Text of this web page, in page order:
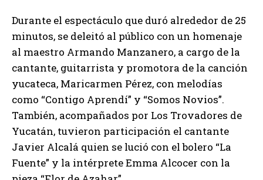
Durante el espectáculo que duró alrededor de 25
minutos, se deleitó al público con un homenaje
al maestro Armando Manzanero, a cargo de la
cantante, guitarrista y promotora de la canción
yucateca, Maricarmen Pérez, con melodías
como “Contigo Aprendí” y “Somos Novios”.
También, acompañados por Los Trovadores de
Yucatán, tuvieron participación el cantante
Javier Alcalá quien se lució con el bolero “La
Fuente” y la intérprete Emma Alcocer con la